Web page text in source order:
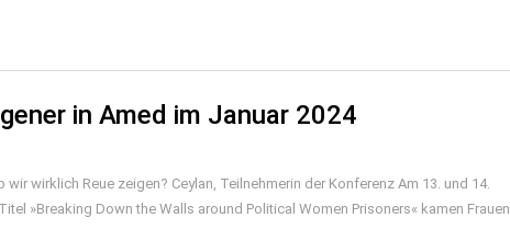
in Amed im Januar 2024
wirklich Reue zeigen? Ceylan, Teilnehmerin der Konferenz Am 13. und 14.
»Breaking Down the Walls around Political Women Prisoners« kamen Frauen